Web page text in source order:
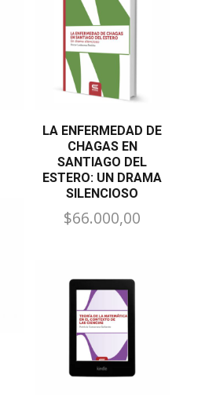
LA ENFERMEDAD DE
CHAGAS EN
SANTIAGO DEL
ESTERO: UN DRAMA
SILENCIOSO
$66.000,00